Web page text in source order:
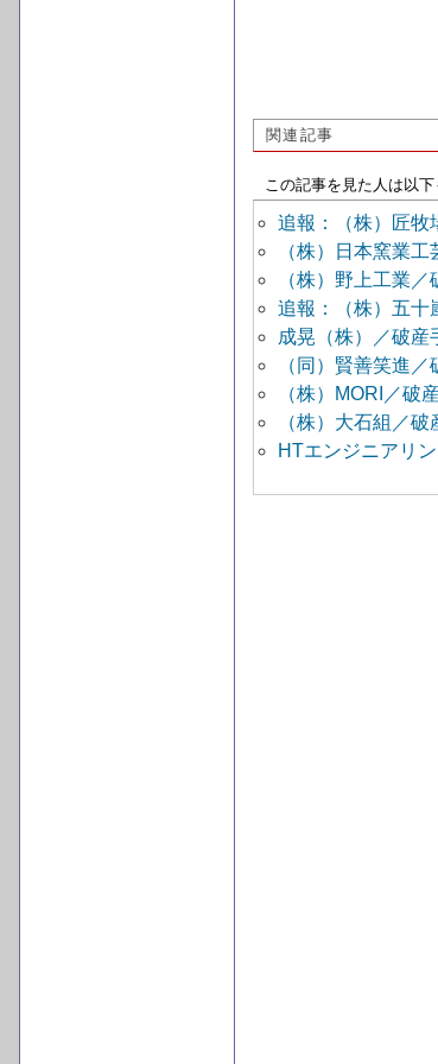
関連記事
この記事を見た人は以
追報：（株）匠
（株）日本窯業
（株）野上工業
追報：（株）五
成晃（株）／破
（同）賢善笑進
（株）MORI／
（株）大石組／
HTエンジニアリ